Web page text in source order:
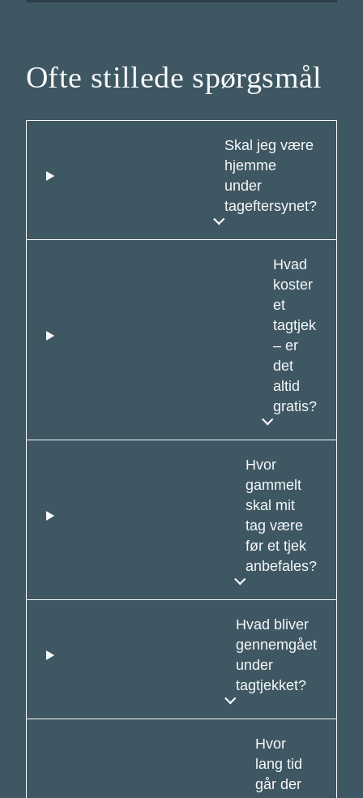
Ofte stillede spørgsmål
Skal jeg være
hjemme
under
tageftersynet?
Hvad
koster
et
tagtjek
– er
det
altid
gratis?
Hvor
gammelt
skal mit
tag være
før et tjek
anbefales?
Hvad bliver
gennemgået
under
tagtjekket?
Hvor
lang tid
går der